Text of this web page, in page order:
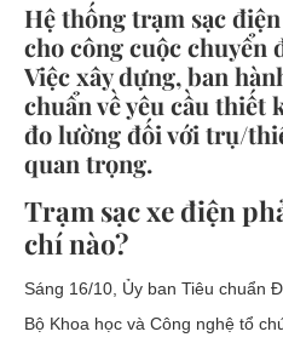
Hệ thống trạm sạc
cho công cuộc chuyển
Việc xây dựng, ban
chuẩn về yêu cầu thiết
đo lường đối với trụ/
quan trọng.
Trạm sạc xe điện
chí nào?
Sáng 16/10, Ủy ban Tiêu chuẩn
Bộ Khoa học và Công nghệ tổ